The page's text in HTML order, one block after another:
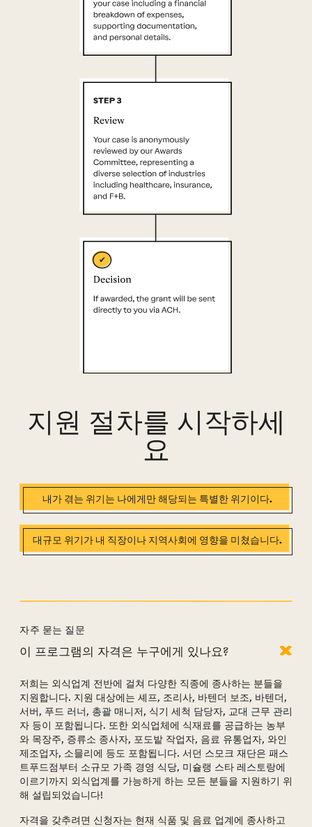
지원 절차를 시작하세
요
내가 겪는 위기는 나에게만 해당되는 특별한 위기이다.
대규모 위기가 내 직장이나 지역사회에 영향을 미쳤습니다.
자주 묻는 질문
자주 묻는 질문에 대한 답변은 아래에서 확인하세요.
이 프로그램의 자격은 누구에게 있나요?
저희는 외식업계 전반에 걸쳐 다양한 직종에 종사하는 분들을
지원합니다. 지원 대상에는 셰프, 조리사, 바텐더 보조, 바텐더,
서버, 푸드 러너, 총괄 매니저, 식기 세척 담당자, 교대 근무 관리
자 등이 포함됩니다. 또한 외식업체에 식재료를 공급하는 농부
와 목장주, 증류소 종사자, 포도밭 작업자, 음료 유통업자, 와인
제조업자, 소믈리에 등도 포함됩니다. 서던 스모크 재단은 패스
트푸드점부터 소규모 가족 경영 식당, 미슐랭 스타 레스토랑에
이르기까지 외식업계를 가능하게 하는 모든 분들을 지원하기 위
해 설립되었습니다!
자격을 갖추려면 신청자는 현재 식품 및 음료 업계에 종사하고